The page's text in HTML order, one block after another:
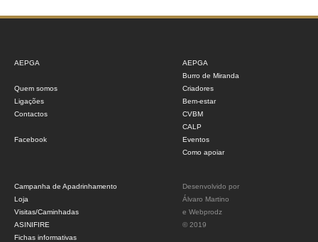
AEPGA
Quem somos
Ligações
Contactos
Facebook
AEPGA
Burro de Miranda
Criadores
Bem-estar
CVBM
CALP
Eventos
Como apoiar
Campanha de Apadrinhamento
Loja
Visitas/Caminhadas
ASINIFIRE
Fichas informativas
Desenvolvido por
Álvaro Martino
e Webprodz
© 2019